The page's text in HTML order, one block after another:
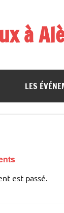
à
LES
est passé.